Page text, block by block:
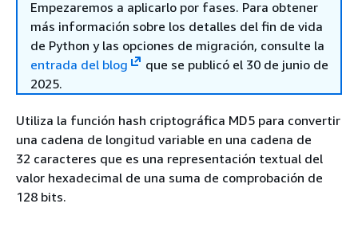
Empezaremos a aplicarlo por fases. Para obtener
más información sobre los detalles del fin de vida
de Python y las opciones de migración, consulte la
entrada del blog
que se publicó el 30 de junio de
2025.
Utiliza la función hash criptográfica MD5 para convertir
una cadena de longitud variable en una cadena de
32 caracteres que es una representación textual del
valor hexadecimal de una suma de comprobación de
128 bits.